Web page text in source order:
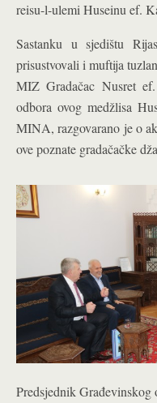
reisu-l-ulemi Huseinu ef.
Sastanku u sjedištu
prisustvovali i muftija
MIZ Gradačac Nusret
odbora ovog medžlisa
MINA, razgovarano je o
ove poznate gradačačke
Predsjednik